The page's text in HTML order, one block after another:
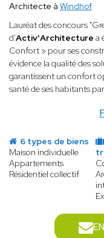
Architecte à Windhof
Lauréat des concours
d'Activ'Architecture a
Confort » pour ses
évidence la qualité des
garantissent un confort
santé de ses habitants
6 types de biens
Maison individuelle
Appartements
Résidentiel collectif